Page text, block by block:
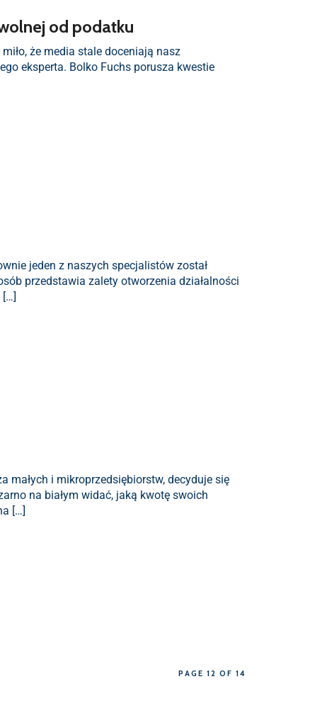
od podatku
że media stale doceniają nasz
eksperta. Bolko Fuchs porusza kwestie
jeden z naszych specjalistów został
przedstawia zalety otworzenia działalności
małych i mikroprzedsiębiorstw, decyduje się
na białym widać, jaką kwotę swoich
[…]
PAGE 12 OF 14